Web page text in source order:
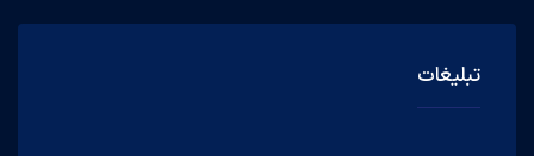
تبلیغات